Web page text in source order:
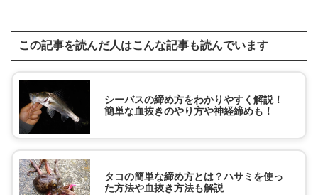
この記事を読んだ人はこんな記事も読んでいます
シーバスの締め方をわかりやすく解説！
簡単な血抜きのやり方や神経締めも！
タコの簡単な締め方とは？ハサミを使っ
た方法や血抜き方法も解説